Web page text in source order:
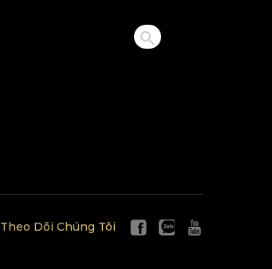
Theo Dõi Chúng Tôi